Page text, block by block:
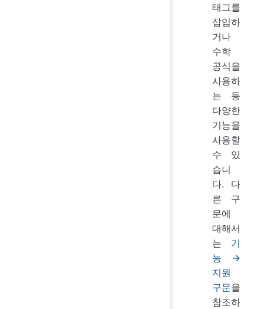
태그를
삽입하
거나
수학
공식을
사용하
는 등
다양한
기능을
사용할
수 있
습니
다. 다
른 구
문에
대해서
는 기
능 →
지원
구문을
참조하